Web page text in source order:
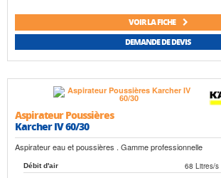
VOIR LA FICHE
DEMANDE DE DEVIS
Aspirateur Poussières
Karcher IV 60/30
Aspirateur eau et poussières . Gamme professionnelle
Débit d'air 68 Litres/s